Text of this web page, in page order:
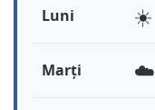
Luni ☀️
Marți ☁️